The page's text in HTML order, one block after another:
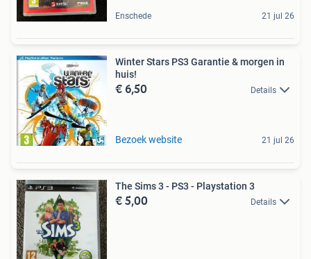
Enschede 21 jul 26
Winter Stars PS3 Garantie & morgen in
huis!
€ 6,50 Details
Bezoek website 21 jul 26
The Sims 3 - PS3 - Playstation 3
€ 5,00 Details